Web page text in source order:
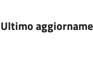
Ultimo